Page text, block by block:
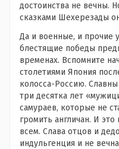
достоинства не вечны.
сказками Шехерезады
Да и военные, и прочие
блестящие победы
временах. Вспомните
столетиями Япония
колосса-Россию.
три десятка лет
самураев, которые не
громить англичан. И
всем. Слава отцов и
индульгенция и не